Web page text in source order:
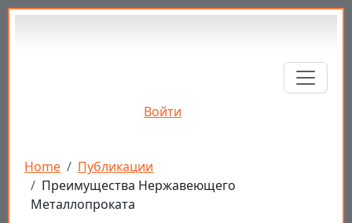
Перейти к основному содержанию
Войти
Строка навигации
Home
Публикации
Преимущества Нержавеющего
Металлопроката